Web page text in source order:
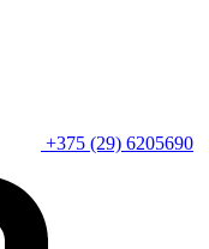
+375 (29) 6205690